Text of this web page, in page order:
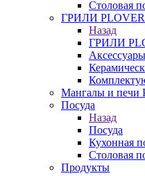
Столовая
ГРИЛИ PLOVER
Назад
ГРИЛИ
Мангалы и печи
Посуда
Назад
Посуда
Кухонная
Столовая
Продукты